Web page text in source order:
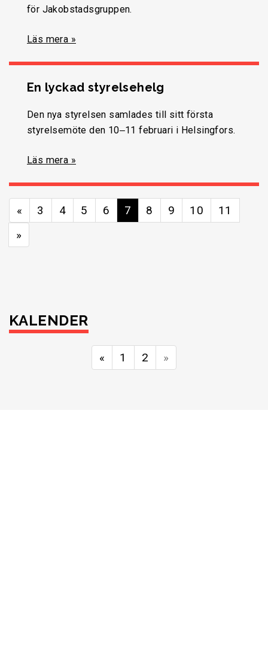
för Jakobstadsgruppen.
Läs mera »
En lyckad styrelsehelg
Den nya styrelsen samlades till sitt första
styrelsemöte den 10‒11 februari i Helsingfors.
Läs mera »
« 3 4 5 6 7 8 9 10
11
»
KALENDER
« 1 2 »